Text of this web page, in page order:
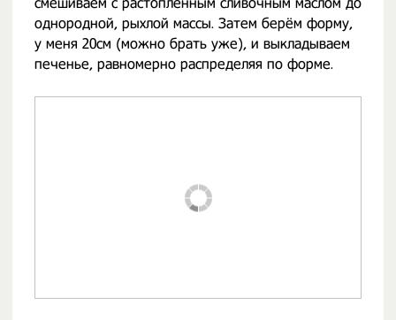
однородной, рыхлой массы. Затем берём форму,
у меня 20см (можно брать уже), и выкладываем
печенье, равномерно распределяя по форме.